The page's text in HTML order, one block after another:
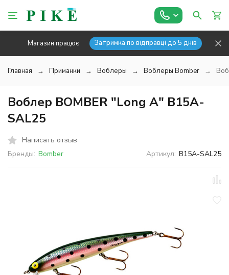
Магазин працює Затримка по відправці до 5 днів
Главная Приманки Воблеры Воблеры Bomber
Воблер BOMBER "Long A" B15A-
SAL25
Написать отзыв
Бренды: Bomber Артикул: B15A-SAL25